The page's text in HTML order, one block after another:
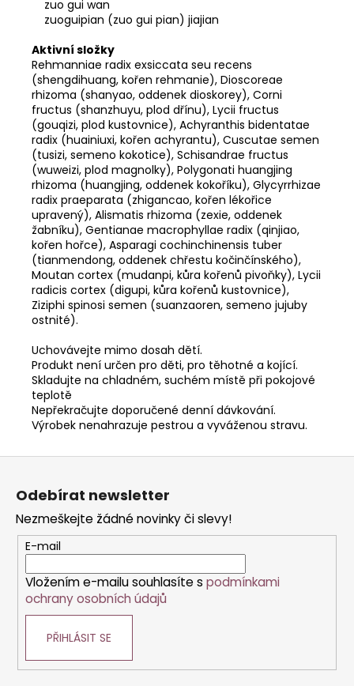
zuo gui wan
zuoguipian (zuo gui pian) jiajian
Aktivní složky
Rehmanniae radix exsiccata seu recens
(shengdihuang, kořen rehmanie), Dioscoreae
rhizoma (shanyao, oddenek dioskorey), Corni
fructus (shanzhuyu, plod dřínu), Lycii fructus
(gouqizi, plod kustovnice), Achyranthis bidentatae
radix (huainiuxi, kořen achyrantu), Cuscutae semen
(tusizi, semeno kokotice), Schisandrae fructus
(wuweizi, plod magnolky), Polygonati huangjing
rhizoma (huangjing, oddenek kokoříku), Glycyrrhizae
radix praeparata (zhigancao, kořen lékořice
upravený), Alismatis rhizoma (zexie, oddenek
žabníku), Gentianae macrophyllae radix (qinjiao,
kořen hořce), Asparagi cochinchinensis tuber
(tianmendong, oddenek chřestu kočinčínského),
Moutan cortex (mudanpi, kůra kořenů pivoňky), Lycii
radicis cortex (digupi, kůra kořenů kustovnice),
Ziziphi spinosi semen (suanzaoren, semeno jujuby
ostnité).
Uchovávejte mimo dosah dětí.
Produkt není určen pro děti, pro těhotné a kojící.
Skladujte na chladném, suchém místě při pokojové
teplotě
Nepřekračujte doporučené denní dávkování.
Výrobek nenahrazuje pestrou a vyváženou stravu.
Z
Odebírat newsletter
Nezmeškejte žádné novinky či slevy!
E-mail
Vložením e-mailu souhlasíte s podmínkami
ochrany osobních údajů
PŘIHLÁSIT SE